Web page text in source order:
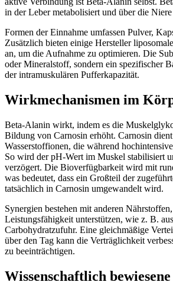
in der Leber metabolisiert und über die Niere
Formen der Einnahme umfassen Pulver,
Zusätzlich bieten einige Hersteller
an, um die Aufnahme zu optimieren. Die
oder Mineralstoff, sondern ein spezifischer
der intramuskulären Pufferkapazität.
Wirkmechanismen im
Beta-Alanin wirkt, indem es die
Bildung von Carnosin erhöht. Carnosin
Wasserstoffionen, die während
So wird der pH-Wert im Muskel stabilisiert
verzögert. Die Bioverfügbarkeit wird mit
was bedeutet, dass ein Großteil der
tatsächlich in Carnosin umgewandelt wird.
Synergien bestehen mit anderen
Leistungsfähigkeit unterstützen, wie z. B.
Carbohydratzufuhr. Eine gleichmäßige
über den Tag kann die Verträglichkeit
zu beeinträchtigen.
Wissenschaftlich